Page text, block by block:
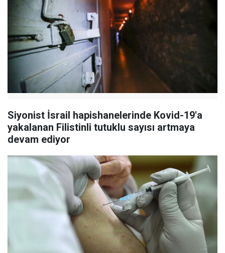
Siyonist İsrail hapishanelerinde Kovid-19'a
yakalanan Filistinli tutuklu sayısı artmaya
devam ediyor